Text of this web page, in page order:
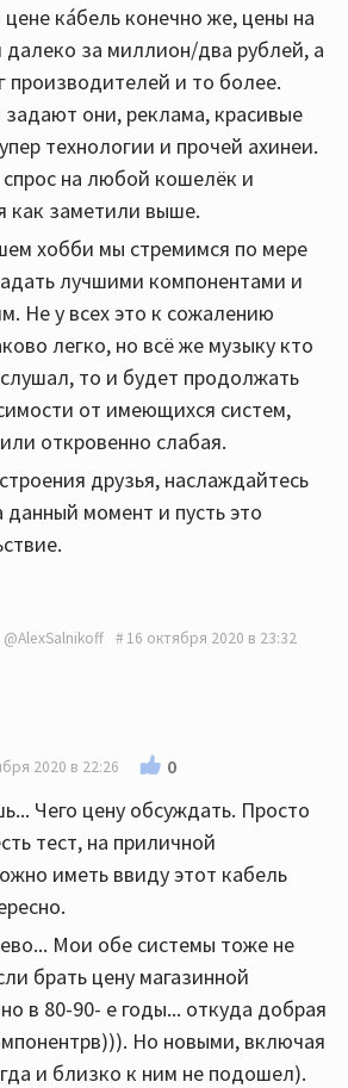
ка́бель конечно же, цены на
далеко за миллион/два рублей, а
производителей и то более.
они, реклама, красивые
технологии и прочей ахинеи.
спрос на любой кошелёк и
как заметили выше.
хобби мы стремимся по мере
лучшими компонентами и
Не у всех это к сожалению
легко, но всё же музыку кто
то и будет продолжать
от имеющихся систем,
откровенно слабая.
друзья, наслаждайтесь
данный момент и пусть это
@AlexSalnikoff 16 октября 2020 в 23:32
2020 в 22:26 0
Чего цену обсуждать. Просто
тест, на приличной
иметь ввиду этот кабель
Мои обе системы тоже не
брать цену магазинной
в 80-90- е годы... откуда добрая
Но новыми, включая
и близко к ним не подошел).